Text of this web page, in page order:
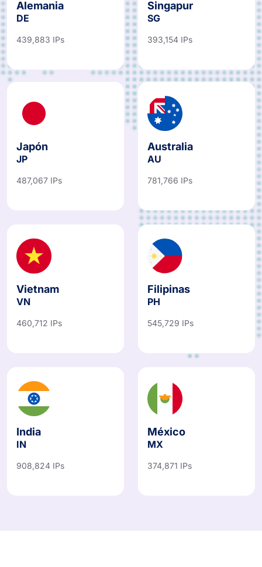
Alemania
DE
439,883 IPs
Singapur
SG
393,154 IPs
Japón
JP
487,067 IPs
Australia
AU
781,766 IPs
Vietnam
VN
460,712 IPs
Filipinas
PH
545,729 IPs
India
IN
908,824 IPs
México
MX
374,871 IPs